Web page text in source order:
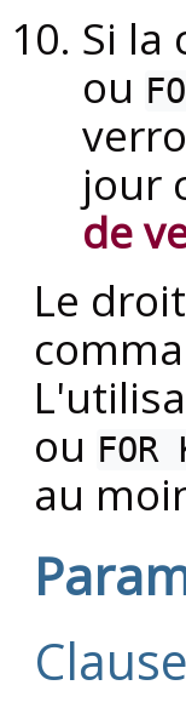
Si la
ou
jour
de
Le droit
ou FOR
au
Clause